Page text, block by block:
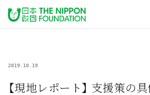
2019.10.19
【現地レポート】 支援策の